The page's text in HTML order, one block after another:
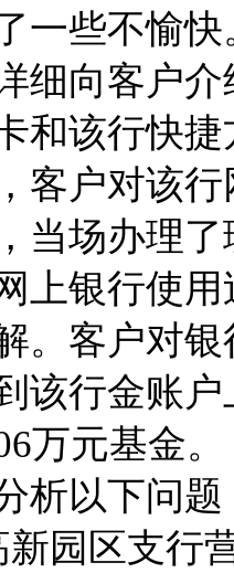
一些不愉快
细向客户
和该行快
客户对该
当场办理
上银行使
。客户对
该行金账
万元基金。
析以下问题
新园区支